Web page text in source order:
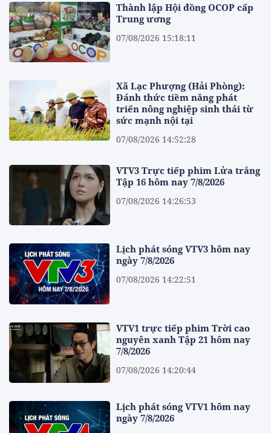
Thành lập Hội đồng OCOP cấp
Trung ương
07/08/2026 15:18:11
Xã Lạc Phượng (Hải Phòng):
Đánh thức tiềm năng phát
triển nông nghiệp sinh thái từ
sức mạnh nội tại
07/08/2026 14:52:28
VTV3 Trực tiếp phim Lửa trắng
Tập 16 hôm nay 7/8/2026
07/08/2026 14:26:53
Lịch phát sóng VTV3 hôm nay
ngày 7/8/2026
07/08/2026 14:22:51
VTV1 trực tiếp phim Trời cao
nguyên xanh Tập 21 hôm nay
7/8/2026
07/08/2026 14:20:44
Lịch phát sóng VTV1 hôm nay
ngày 7/8/2026